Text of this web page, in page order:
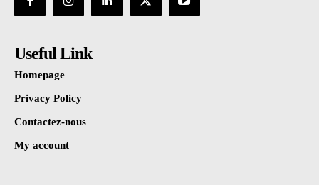
Useful Link
Homepage
Privacy Policy
Contactez-nous
My account